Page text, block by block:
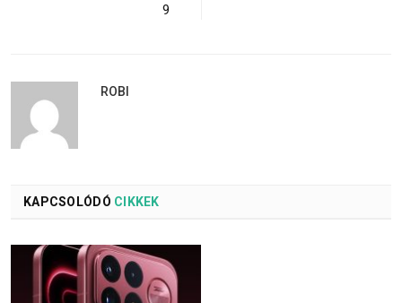
9
ROBI
KAPCSOLÓDÓ CIKKEK